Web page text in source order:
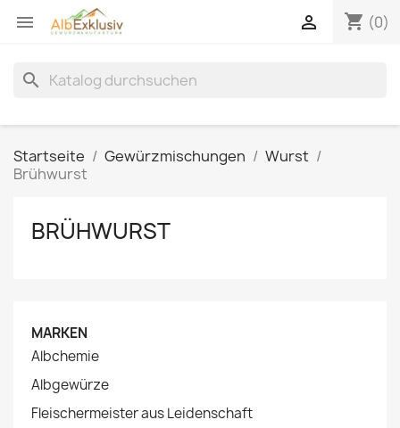
 shopping_cart (0)

search
Startseite Gewürzmischungen
Wurst
Brühwurst
BRÜHWURST
MARKEN
Albchemie
Albgewürze
Fleischermeister aus Leidenschaft